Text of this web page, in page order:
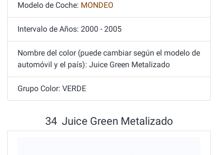
Modelo de Coche: MONDEO
Intervalo de Años: 2000 - 2005
Nombre del color (puede cambiar según el modelo de
automóvil y el país): Juice Green Metalizado
Grupo Color: VERDE
34 Juice Green Metalizado